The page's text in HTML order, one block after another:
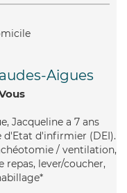
Aigues
Jacqueline a 7 ans
d'Etat d'infirmier (DEI).
/ ventilation,
repas, lever/coucher,